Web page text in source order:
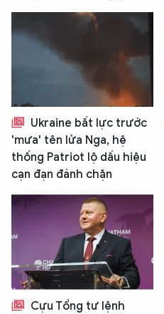
Ukraine bất lực trước
'mưa' tên lửa Nga, hệ
thống Patriot lộ dấu hiệu
cạn đạn đánh chặn
Cựu Tổng tư lệnh